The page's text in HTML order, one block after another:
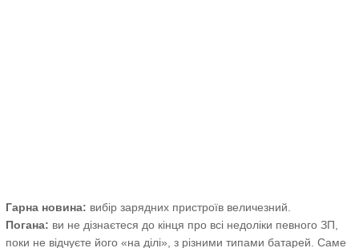
Гарна новина: вибір зарядних пристроїв величезний.
Погана: ви не дізнаєтеся до кінця про всі недоліки певного ЗП,
поки не відчуєте його «на ділі», з різними типами батарей. Саме